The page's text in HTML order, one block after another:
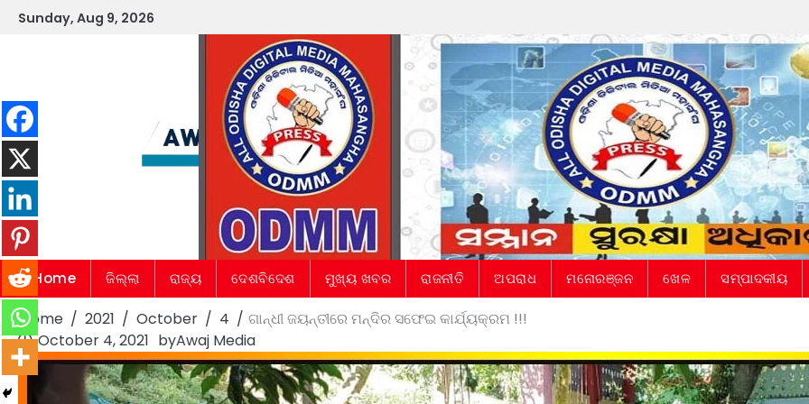
SkipSunday, Aug 9, 2026
Home ଜିଲ୍ଲା ରାଜ୍ୟ ଦେଶବିଦେଶ ମୁଖ୍ୟ ଖବର ରାଜନୀତି ଅପରାଧ ମନୋରଞ୍ଜନ ଖେଳ ସମ୍ପାଦକୀୟ
Home 2021 October 4
ଗାନ୍ଧୀ ଜୟନ୍ତୀରେ ମନ୍ଦିର ସଫେଇ କାର୍ଯ୍ୟକ୍ରମ !!!
October 4, 2021 byAwaj Media